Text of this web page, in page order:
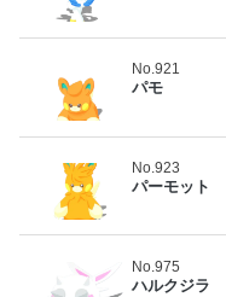
No.921
パモ
No.923
パーモット
No.975
ハルクジラ